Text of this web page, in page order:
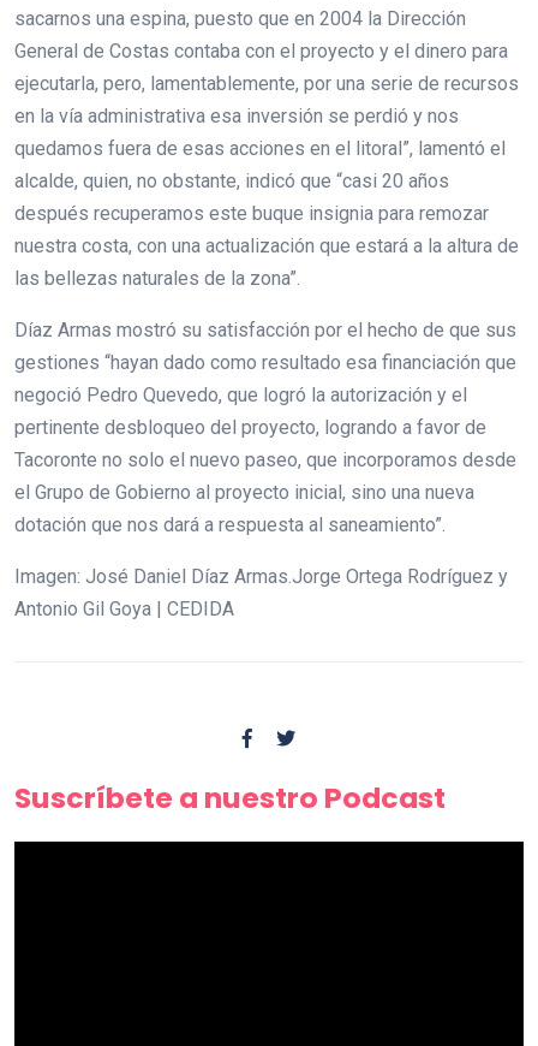
sacarnos una espina, puesto que en 2004 la Dirección
General de Costas contaba con el proyecto y el dinero para
ejecutarla, pero, lamentablemente, por una serie de recursos
en la vía administrativa esa inversión se perdió y nos
quedamos fuera de esas acciones en el litoral”, lamentó el
alcalde, quien, no obstante, indicó que “casi 20 años
después recuperamos este buque insignia para remozar
nuestra costa, con una actualización que estará a la altura de
las bellezas naturales de la zona”.
Díaz Armas mostró su satisfacción por el hecho de que sus
gestiones “hayan dado como resultado esa financiación que
negoció Pedro Quevedo, que logró la autorización y el
pertinente desbloqueo del proyecto, logrando a favor de
Tacoronte no solo el nuevo paseo, que incorporamos desde
el Grupo de Gobierno al proyecto inicial, sino una nueva
dotación que nos dará a respuesta al saneamiento”.
Imagen: José Daniel Díaz Armas.Jorge Ortega Rodríguez y
Antonio Gil Goya | CEDIDA
Suscríbete a nuestro Podcast